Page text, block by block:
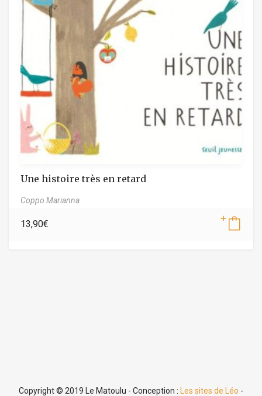
Une histoire très en retard
Coppo Marianna
13,90€
Copyright © 2019 Le Matoulu - Conception : Les sites de Léo -